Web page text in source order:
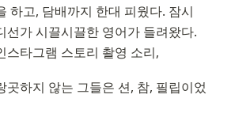
하고, 담배까지 한대 피웠다. 잠시
선가 시끌시끌한 영어가 들려왔다.
스타그램 스토리 촬영 소리,
곳하지 않는 그들은 션, 참, 필립이었